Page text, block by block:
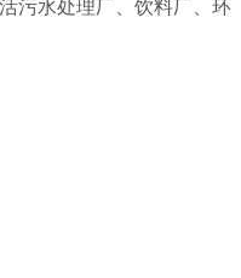
污水处理厂、饮料厂、环